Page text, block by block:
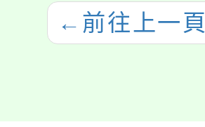
← 前往上一頁